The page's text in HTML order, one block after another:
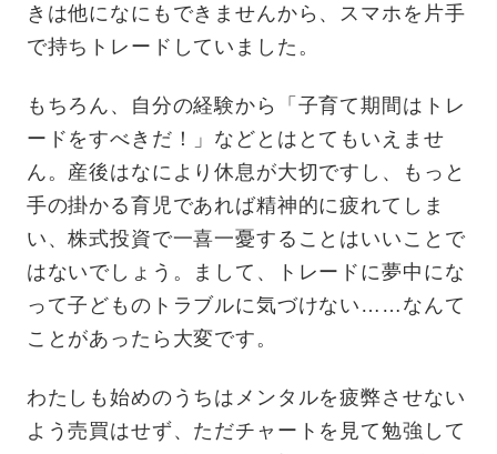
きは他になにもできませんから、スマホを片手
で持ちトレードしていました。
もちろん、自分の経験から「子育て期間はトレ
ードをすべきだ！」などとはとてもいえませ
ん。産後はなにより休息が大切ですし、もっと
手の掛かる育児であれば精神的に疲れてしま
い、株式投資で一喜一憂することはいいことで
はないでしょう。まして、トレードに夢中にな
って子どものトラブルに気づけない……なんて
ことがあったら大変です。
わたしも始めのうちはメンタルを疲弊させない
よう売買はせず、ただチャートを見て勉強して